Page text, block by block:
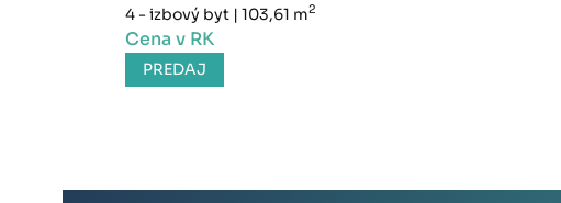
4 - izbový byt | 103,61 m2
Cena v RK
PREDAJ